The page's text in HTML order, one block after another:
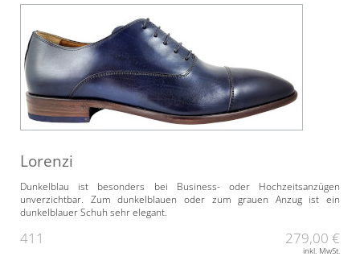
Lorenzi
Dunkelblau ist besonders bei Business- oder Hochzeitsanzügen
unverzichtbar. Zum dunkelblauen oder zum grauen Anzug ist ein
dunkelblauer Schuh sehr elegant.
411 279,00 €
inkl. MwSt.